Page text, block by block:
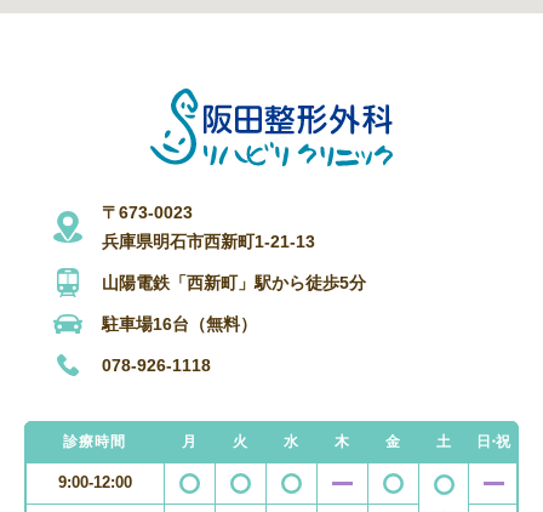
〒673-0023
兵庫県明石市西新町1-21-13
山陽電鉄「西新町」駅から徒歩5分
駐車場16台（無料）
078-926-1118
診療時間 月 火 水 木 金 土 日・祝
9:00-12:00